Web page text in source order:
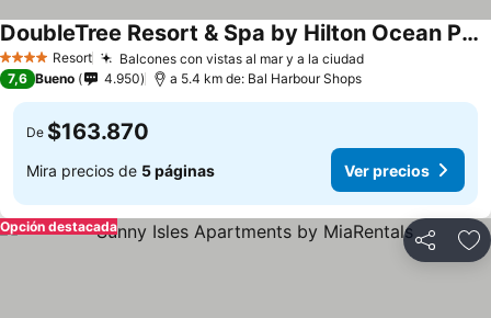
4 EstrellasResort Balcones con vistas al mar y a la ciudad
DoubleTree Resort & Spa by Hilton Ocean Point-N. Miami Beach
7,6 Bueno 4.950 a 5.4 km de: Bal Harbour Shops
De $163.870
Mira precios de 5 páginas Ver precios
Compartir
Opción destacada